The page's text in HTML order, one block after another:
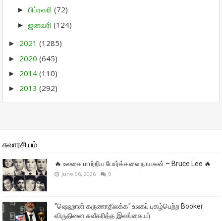
► பிப்ரவரி (72)
► ஜனவரி (124)
► 2021 (1285)
► 2020 (645)
► 2014 (110)
► 2013 (292)
சுவாரசியம்
🔥 உலகை மாற்றிய போர்க்கலை நாயகன் – Bruce Lee 🔥
June 06, 2026 0
"ஷெஹான் கருணாதிலக்க" உலகப் புகழ்பெற்ற Booker
விருதினை சுவீகரித்த இலங்கையர்